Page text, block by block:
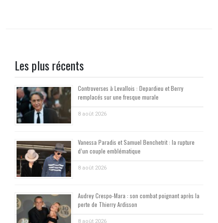
Les plus récents
Controverses à Levallois : Depardieu et Berry
remplacés sur une fresque murale
8 août 2026
Vanessa Paradis et Samuel Benchetrit : la rupture
d’un couple emblématique
8 août 2026
Audrey Crespo-Mara : son combat poignant après la
perte de Thierry Ardisson
8 août 2026